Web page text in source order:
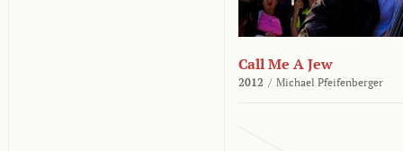
Call Me A Jew
2012 / Michael Pfeifenberger